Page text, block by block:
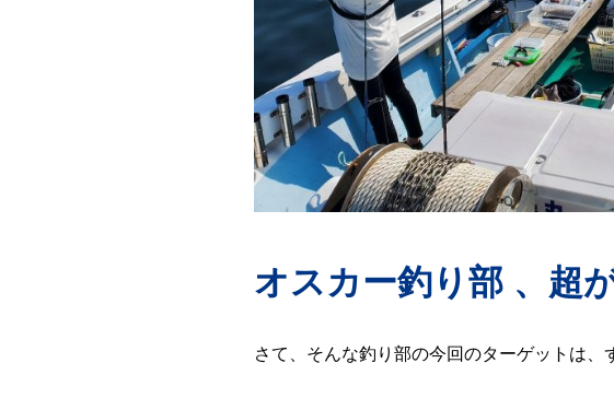
オスカー釣り部 、超
さて、そんな釣り部の今回のターゲットは、